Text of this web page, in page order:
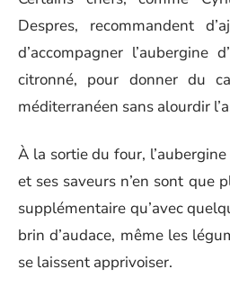
Despres, recommandent
d’accompagner l’aubergine
citronné, pour donner du
méditerranéen sans alourdir
À la sortie du four,
et ses saveurs n’en sont que
supplémentaire qu’avec
brin d’audace, même les
se laissent apprivoiser.